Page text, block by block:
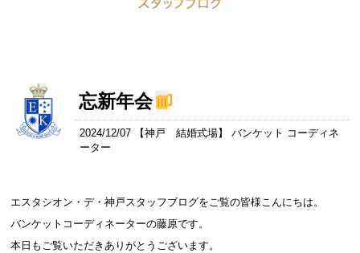
忘新年会
2024/12/07 【神戸 結婚式場】 バンケット コーディネ
ーター
エスタシオン・デ・神戸スタッフブログをご覧の皆様こんにちは。
バンケットコーディネーターの藤原です。
本日もご覧いただきありがとうございます。